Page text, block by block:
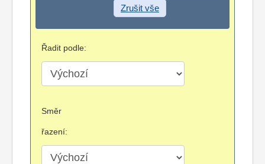
Zrušit vše
Řadit podle:
Směr
řazení: